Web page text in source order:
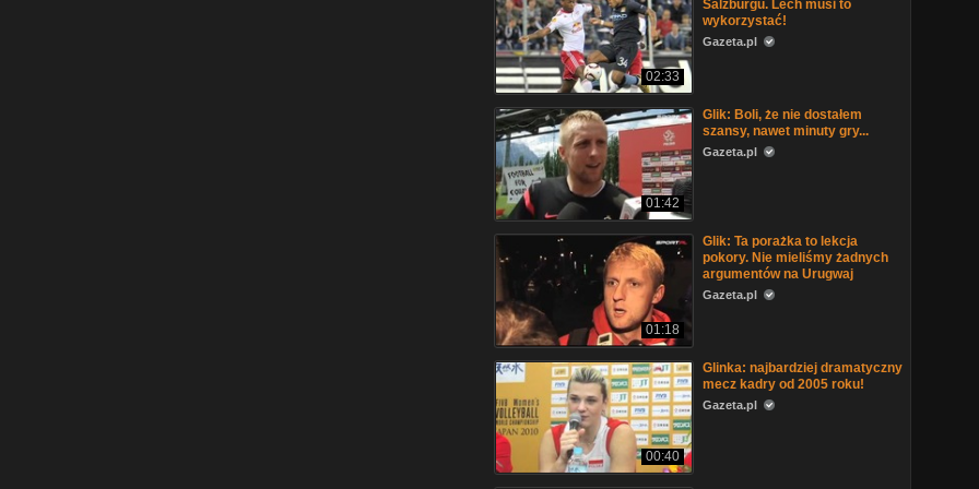
02:33
Salzburgu. Lech musi to
wykorzystać!
Gazeta.pl
01:42
Glik: Boli, że nie dostałem
szansy, nawet minuty gry...
Gazeta.pl
01:18
Glik: Ta porażka to lekcja
pokory. Nie mieliśmy żadnych
argumentów na Urugwaj
Gazeta.pl
00:40
Glinka: najbardziej dramatyczny
mecz kadry od 2005 roku!
Gazeta.pl